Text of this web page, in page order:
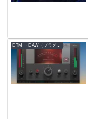
DTM ・DAW（プラグイン、シンセなど）のセール情報